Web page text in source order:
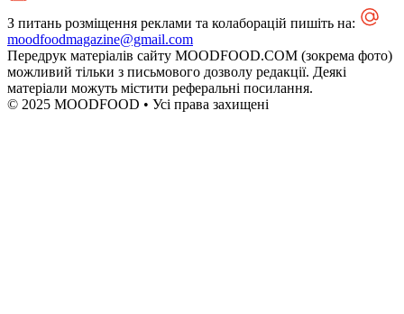
З питань розміщення реклами та колаборацій пишіть на:
moodfoodmagazine@gmail.com
Передрук матеріалів сайту MOODFOOD.COM (зокрема фото)
можливий тільки з письмового дозволу редакції. Деякі
матеріали можуть містити реферальні посилання.
© 2025 MOODFOOD • Усі права захищені